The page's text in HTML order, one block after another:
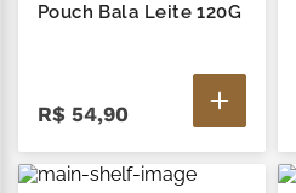
Pouch Bala Leite 120G
R$ 54,90